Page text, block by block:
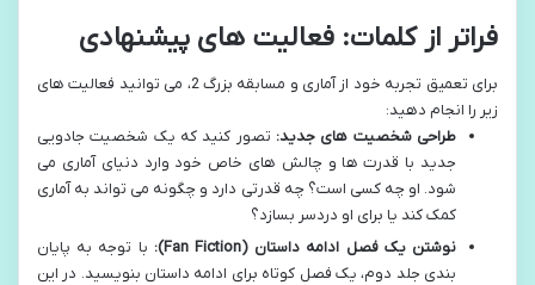
فراتر از کلمات: فعالیت های پیشنهادی
برای تعمیق تجربه خود از آماری و مسابقه بزرگ 2، می توانید فعالیت های
زیر را انجام دهید:
طراحی شخصیت های جدید: تصور کنید که یک شخصیت جادویی
جدید با قدرت ها و چالش های خاص خود وارد دنیای آماری می
شود. او چه کسی است؟ چه قدرتی دارد و چگونه می تواند به آماری
کمک کند یا برای او دردسر بسازد؟
نوشتن یک فصل ادامه داستان (Fan Fiction):
با توجه به پایان
بندی جلد دوم، یک فصل کوتاه برای ادامه داستان بنویسید. در این